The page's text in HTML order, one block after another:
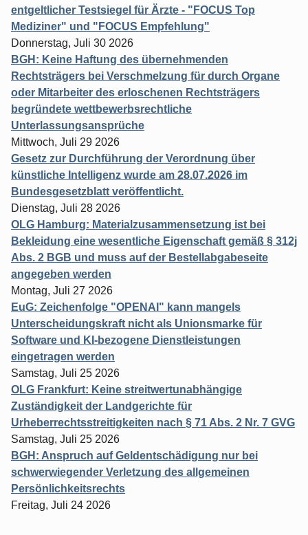
entgeltlicher Testsiegel für Ärzte - "FOCUS Top
Mediziner" und "FOCUS Empfehlung"
Donnerstag, Juli 30 2026
BGH: Keine Haftung des übernehmenden
Rechtsträgers bei Verschmelzung für durch Organe
oder Mitarbeiter des erloschenen Rechtsträgers
begründete wettbewerbsrechtliche
Unterlassungsansprüche
Mittwoch, Juli 29 2026
Gesetz zur Durchführung der Verordnung über
künstliche Intelligenz wurde am 28.07.2026 im
Bundesgesetzblatt veröffentlicht.
Dienstag, Juli 28 2026
OLG Hamburg: Materialzusammensetzung ist bei
Bekleidung eine wesentliche Eigenschaft gemäß § 312j
Abs. 2 BGB und muss auf der Bestellabgabeseite
angegeben werden
Montag, Juli 27 2026
EuG: Zeichenfolge "OPENAI" kann mangels
Unterscheidungskraft nicht als Unionsmarke für
Software und KI-bezogene Dienstleistungen
eingetragen werden
Samstag, Juli 25 2026
OLG Frankfurt: Keine streitwertunabhängige
Zuständigkeit der Landgerichte für
Urheberrechtsstreitigkeiten nach § 71 Abs. 2 Nr. 7 GVG
Samstag, Juli 25 2026
BGH: Anspruch auf Geldentschädigung nur bei
schwerwiegender Verletzung des allgemeinen
Persönlichkeitsrechts
Freitag, Juli 24 2026